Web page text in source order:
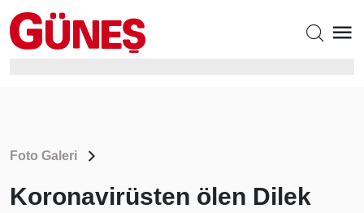
Foto Galeri
Koronavirüsten ölen Dilek